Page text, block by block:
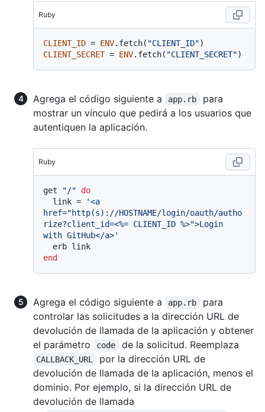
Ruby
CLIENT_ID = ENV.fetch( "CLIENT_ID"
CLIENT_SECRET = ENV.fetch( "CLIENT_SECRET"
Agrega el código siguiente a app.rb
para
mostrar un vínculo que pedirá a los usuarios que
autentiquen la aplicación.
Ruby
get "/"
do
  link =
'<a
href="http(s)://HOSTNAME/login/oauth/autho
rize?client_id=<%= CLIENT_ID %>">Login
with GitHub</a>'
end
Agrega el código siguiente a app.rb
para
controlar las solicitudes a la dirección URL de
devolución de llamada de la aplicación y obtener
el parámetro
code de la solicitud. Reemplaza
CALLBACK_URL
por la dirección URL de
devolución de llamada de la aplicación, menos el
dominio. Por ejemplo, si la dirección URL de
devolución de llamada